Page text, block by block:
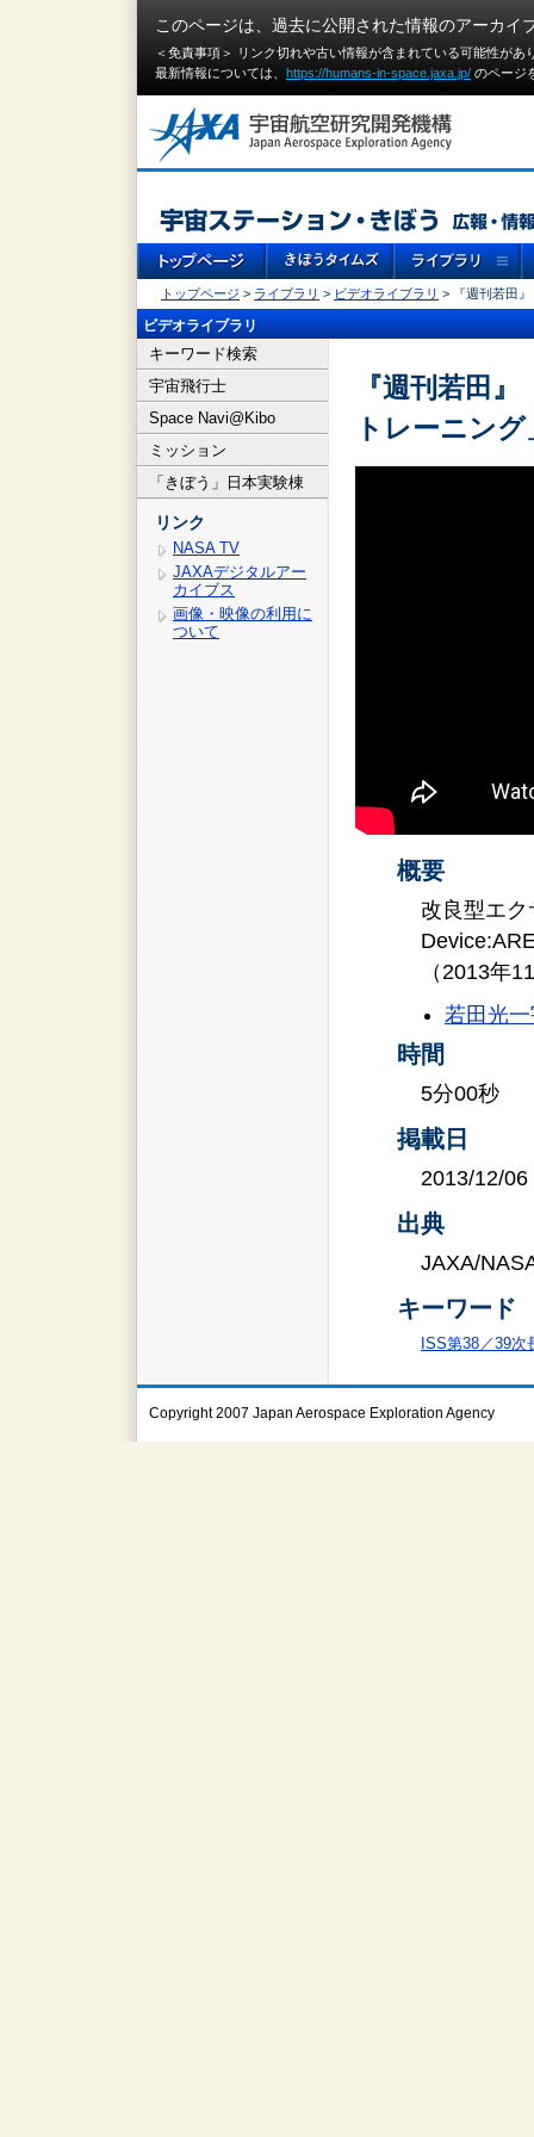
このページは、過去に公開された情報のアーカイ
＜免責事項＞ リンク切れや古い情報が含まれている可能性が
最新情報については、 https://humans-in-space.jaxa.jp/ のページ
トップページ > ライブラリ > ビデオライブラリ > 『週刊若田
ビデオライブラリ
キーワード検索
宇宙飛行士
Space Navi@Kibo
ミッション
「きぼう」日本実験棟
リンク
NASA TV
JAXAデジタルアー
カイブス
画像・映像の利用に
ついて
『週刊若田
トレーニング
概要
改良型エ
（2013年
若田光
時間
5分00秒
掲載日
2013/12/06
出典
JAXA/
キーワード
ISS第38／39次
Copyright 2007 Japan Aerospace Exploration Agency